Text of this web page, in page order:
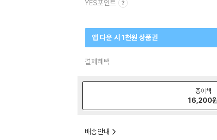
YES포인트
앱 다운 시 1천원 상품권
결제혜택
종이책
16,200
배송안내